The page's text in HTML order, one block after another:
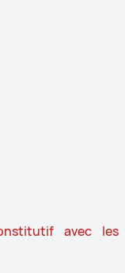
avec les